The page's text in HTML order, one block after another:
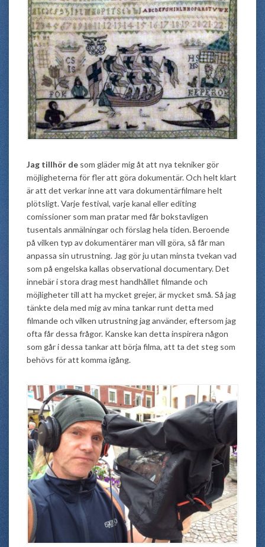
Jag tillhör de som gläder mig åt att nya tekniker gör
möjligheterna för fler att göra dokumentär. Och helt klart
är att det verkar inne att vara dokumentärfilmare helt
plötsligt. Varje festival, varje kanal eller editing
comissioner som man pratar med får bokstavligen
tusentals anmälningar och förslag hela tiden. Beroende
på vilken typ av dokumentärer man vill göra, så får man
anpassa sin utrustning. Jag gör ju utan minsta tvekan vad
som på engelska kallas observational documentary. Det
innebär i stora drag mest handhållet filmande och
möjligheter till att ha mycket grejer, är mycket små. Så jag
tänkte dela med mig av mina tankar runt detta med
filmande och vilken utrustning jag använder, eftersom jag
ofta får dessa frågor. Kanske kan detta inspirera någon
som går i dessa tankar att börja filma, att ta det steg som
behövs för att komma igång.